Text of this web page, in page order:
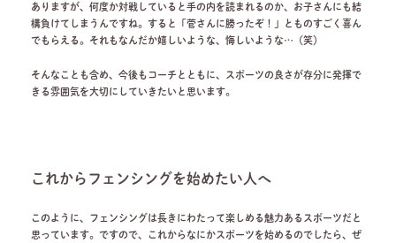
ありますが、何度か対戦していると手の内を読まれるのか、お子さんにも結
構負けてしまうんですね。すると「菅さんに勝ったぞ！」とものすごく喜ん
でもらえる。それもなんだか嬉しいような、悔しいような…（笑）
そんなことも含め、今後もコーチとともに、スポーツの良さが存分に発揮で
きる雰囲気を大切にしていきたいと思います。
これからフェンシングを始めたい人へ
このように、フェンシングは長きにわたって楽しめる魅力あるスポーツだと
思っています。ですので、これからなにかスポーツを始めるのでしたら、ぜ